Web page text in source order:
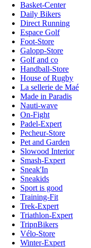
Basket-Center
Daily Bikers
Direct Running
Espace Golf
Foot-Store
Galopp-Store
Golf and co
Handball-Store
House of Rugby
La sellerie de Maé
Made in Paradis
Nauti-wave
On-Fight
Padel-Expert
Pecheur-Store
Pet and Garden
Slowood Interior
Smash-Expert
Sneak'In
Sneakids
Sport is good
Training-Fit
Trek-Expert
Triathlon-Expert
TripnBikers
Vélo-Store
Winter-Expert